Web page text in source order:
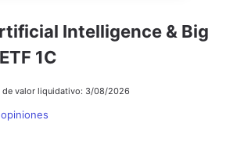
Intelligence & Big
1C
de valor liquidativo: 3/08/2026
opiniones